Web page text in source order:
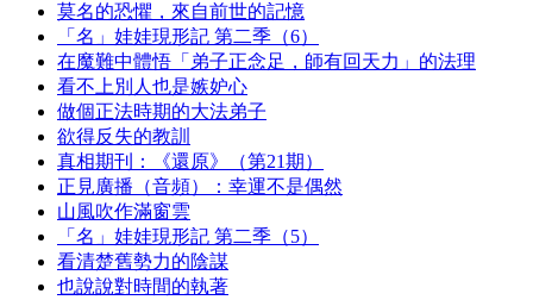
莫名的恐懼，來自前世的記憶
「名」娃娃現形記 第二季（6）
在魔難中體悟「弟子正念足，師有回天力」的法理
看不上別人也是嫉妒心
做個正法時期的大法弟子
欲得反失的教訓
真相期刊：《還原》（第21期）
正見廣播（音頻）：幸運不是偶然
山風吹作滿窗雲
「名」娃娃現形記 第二季（5）
看清楚舊勢力的陰謀
也說說對時間的執著